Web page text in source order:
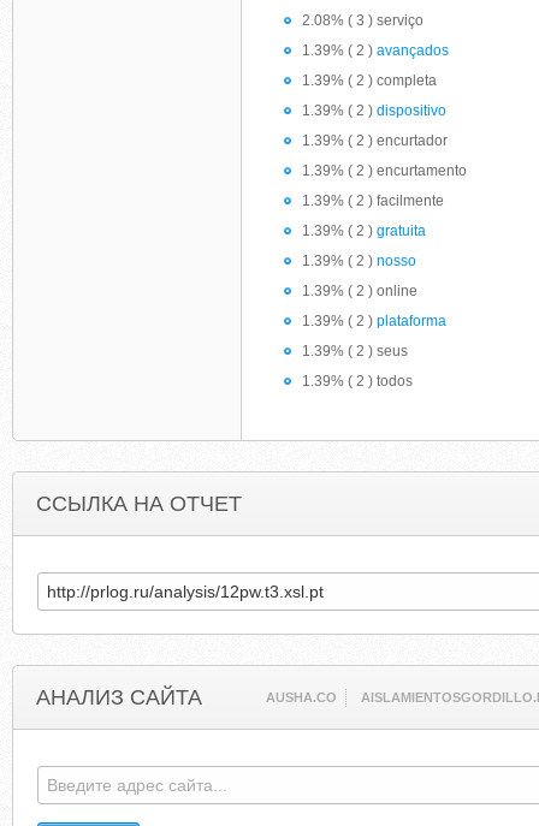
2.08% ( 3 ) serviço
1.39% ( 2 ) avançados
1.39% ( 2 ) completa
1.39% ( 2 ) dispositivo
1.39% ( 2 ) encurtador
1.39% ( 2 ) encurtamento
1.39% ( 2 ) facilmente
1.39% ( 2 ) gratuita
1.39% ( 2 ) nosso
1.39% ( 2 ) online
1.39% ( 2 ) plataforma
1.39% ( 2 ) seus
1.39% ( 2 ) todos
ССЫЛКА НА ОТЧЕТ
АНАЛИЗ САЙТА AUSHA.CO